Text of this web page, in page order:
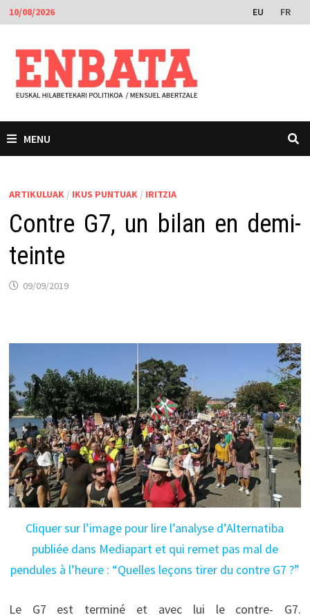
Skip
to
content
10/08/2026 EU FR
MENU
ARTIKULUAK / IKUS PUNTUAK / IRITZIA
Contre G7, un bilan en demi-
teinte
09/09/2019
Cliquer sur l’image pour lire l’analyse d’Alternatiba
publiée dans Mediapart et qui remet pas mal de
pendules à l’heure : “Quelles leçons tirer du contre G7 ?”
Le G7 est terminé et avec lui le contre- G7.